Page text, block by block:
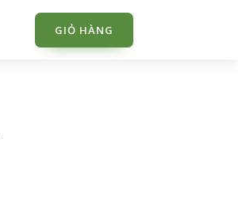
GIỎ HÀNG